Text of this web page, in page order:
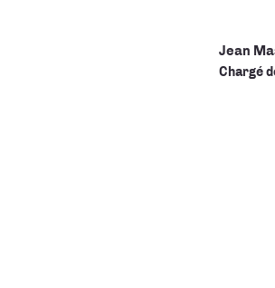
Jean
Chargé